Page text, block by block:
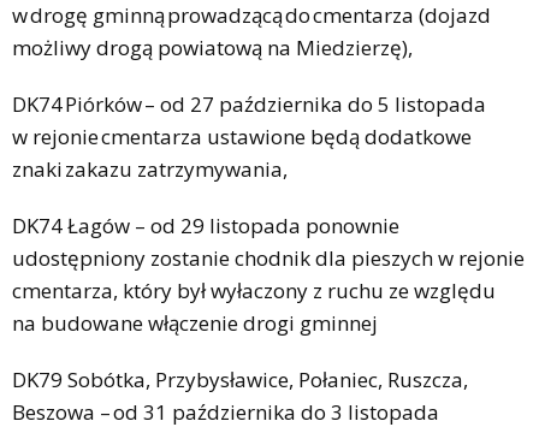
w drogę gminną prowadzącą do cmentarza (dojazd
możliwy drogą powiatową na Miedzierzę),
DK74 Piórków – od 27 października do 5 listopada
w rejonie cmentarza ustawione będą dodatkowe
znaki zakazu zatrzymywania,
DK74 Łagów – od 29 listopada ponownie
udostępniony zostanie chodnik dla pieszych w rejonie
cmentarza, który był wyłaczony z ruchu ze względu
na budowane włączenie drogi gminnej
DK79 Sobótka, Przybysławice, Połaniec, Ruszcza,
Beszowa – od 31 października do 3 listopada